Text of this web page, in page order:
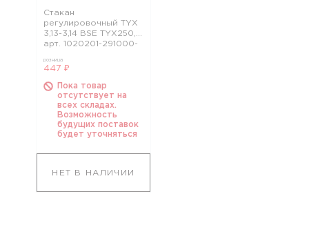
Стакан
регулировочный TYX
3,13-3,14 BSE TYX250,
арт. 1020201-291000-
розница
447 ₽
Пока товар
отсутствует на
всех складах.
Возможность
будущих поставок
будет уточняться
НЕТ В НАЛИЧИИ